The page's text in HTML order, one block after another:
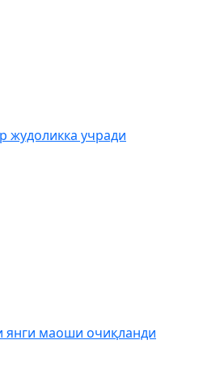
жудоликка учради
янги маоши очиқланди